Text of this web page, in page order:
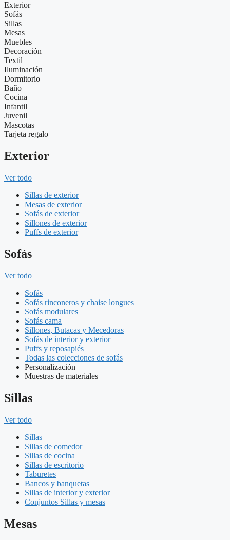
Exterior
Sofás
Sillas
Mesas
Muebles
Decoración
Textil
Iluminación
Dormitorio
Baño
Cocina
Infantil
Juvenil
Mascotas
Tarjeta regalo
Exterior
Ver todo
Sillas de exterior
Mesas de exterior
Sofás de exterior
Sillones de exterior
Puffs de exterior
Sofás
Ver todo
Sofás
Sofás rinconeros y chaise longues
Sofás modulares
Sofás cama
Sillones, Butacas y Mecedoras
Sofás de interior y exterior
Puffs y reposapiés
Todas las colecciones de sofás
Personalización
Muestras de materiales
Sillas
Ver todo
Sillas
Sillas de comedor
Sillas de cocina
Sillas de escritorio
Taburetes
Bancos y banquetas
Sillas de interior y exterior
Conjuntos Sillas y mesas
Mesas